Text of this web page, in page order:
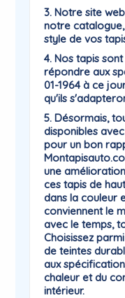
3. Notre site
notre
style de vos
4. Nos tapis
répondre aux
01-1964 à ce
qu'ils
5. Désormais,
disponibles
pour un bon
une
ces tapis de
dans la couleur
conviennent le
avec le temps,
Choisissez
de teintes
aux
chaleur et du
intérieur.